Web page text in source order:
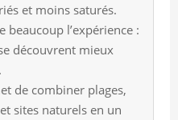
et moins saturés.
beaucoup l’expérience :
découvrent mieux
de combiner plages,
sites naturels en un